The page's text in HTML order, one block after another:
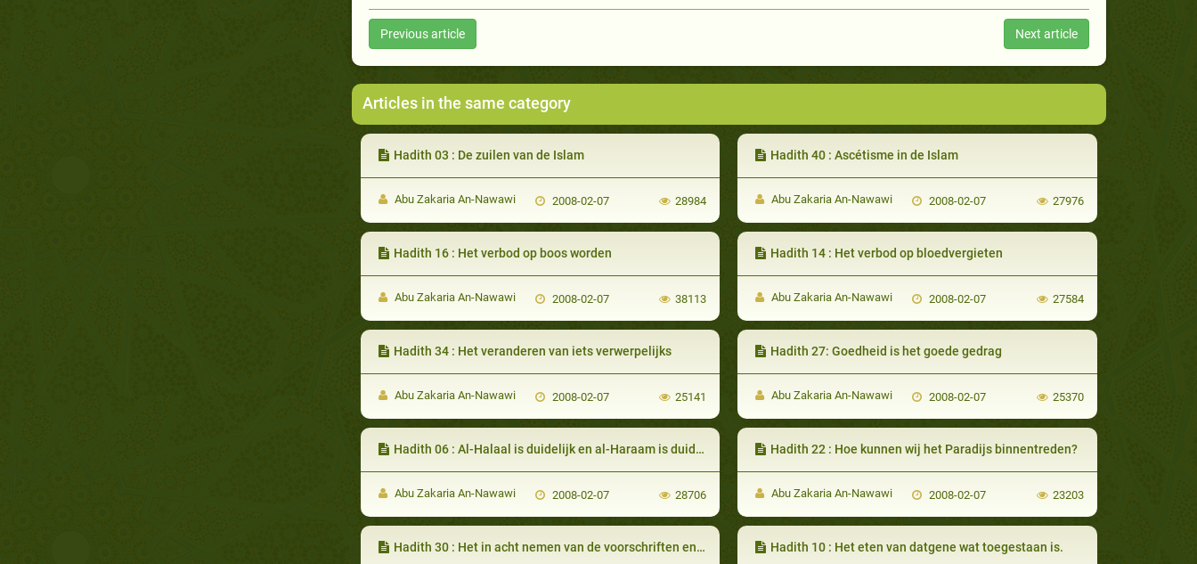
Previous article Next article
Articles in the same category
Hadith 03 : De zuilen van de Islam
Abu Zakaria An-Nawawi 2008-02-07 28984
Hadith 40 : Ascétisme in de Islam
Abu Zakaria An-Nawawi 2008-02-07 27976
Hadith 16 : Het verbod op boos worden
Abu Zakaria An-Nawawi 2008-02-07 38113
Hadith 14 : Het verbod op bloedvergieten
Abu Zakaria An-Nawawi 2008-02-07 27584
Hadith 34 : Het veranderen van iets verwerpelijks
Abu Zakaria An-Nawawi 2008-02-07 25141
Hadith 27: Goedheid is het goede gedrag
Abu Zakaria An-Nawawi 2008-02-07 25370
Hadith 06 : Al-Halaal is duidelijk en al-Haraam is duidelijk
Abu Zakaria An-Nawawi 2008-02-07 28706
Hadith 22 : Hoe kunnen wij het Paradijs binnentreden?
Abu Zakaria An-Nawawi 2008-02-07 23203
Hadith 30 : Het in acht nemen van de voorschriften en grenzen van Allah Hadith 10 : Het eten van datgene wat toegestaan is.